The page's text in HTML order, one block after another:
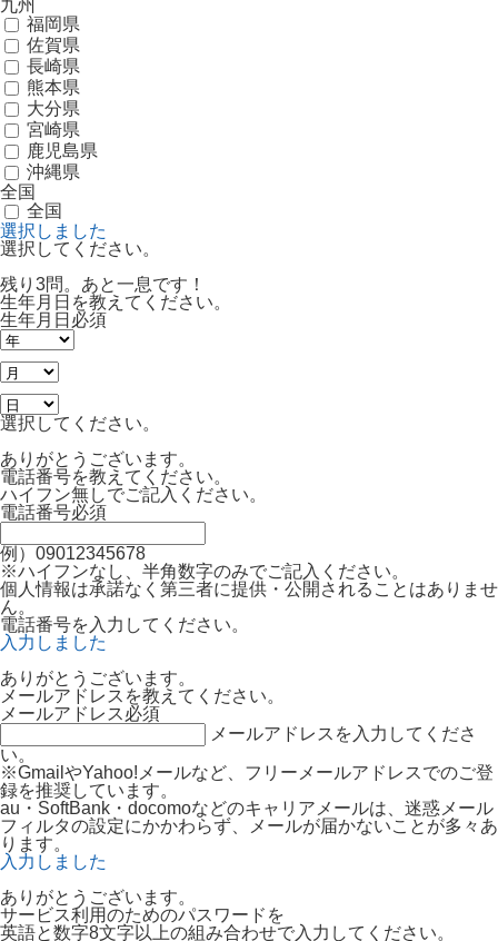
九州
福岡県
佐賀県
長崎県
熊本県
大分県
宮崎県
鹿児島県
沖縄県
全国
全国
選択しました
選択してください。
残り3問。あと一息です！
生年月日を教えてください。
生年月日 必須
選択してください。
ありがとうございます。
電話番号を教えてください。
ハイフン無しでご記入ください。
電話番号必須
例）09012345678
※ハイフンなし、半角数字のみでご記入ください。
個人情報は承諾なく第三者に提供・公開されることはありませ
ん。
電話番号を入力してください。
入力しました
ありがとうございます。
メールアドレスを教えてください。
メールアドレス必須
メールアドレスを入力してくださ
い。
※GmailやYahoo!メールなど、フリーメールアドレスでのご登
録を推奨しています。
au・SoftBank・docomoなどのキャリアメールは、迷惑メール
フィルタの設定にかかわらず、メールが届かないことが多々あ
ります。
入力しました
ありがとうございます。
サービス利用のためのパスワードを
英語と数字8文字以上の組み合わせで入力してください。